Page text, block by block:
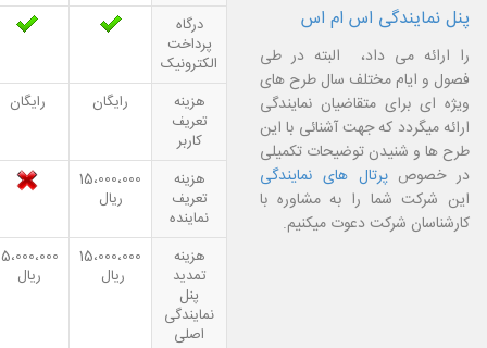
پنل نمایندگی اس ام اس
را ارائه می داد،
البته در طی
فصول و ایام مختلف سال طرح های
ویژه ای برای متقاضیان نمایندگی
ارائه میگردد که جهت آشنائی با این
طرح ها و شنیدن توضیحات تکمیلی
در خصوصپرتال های نمایندگی
این شرکت شما را به مشاوره با
کارشناسان شرکت دعوت میکنیم.
درگاه
پرداخت
الکترونیک
هزینه
تعریف
کاربر
رایگان رایگان
هزینه
تعریف
نماینده
15،000،000
ریال
هزینه
تمدید
پنل
نمایندگی
اصلی
15،000،000
ریال
ریال